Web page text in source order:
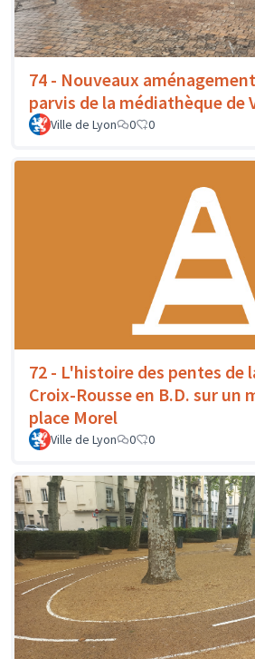
74 - Nouveaux
parvis de la médiathèque de
Ville de Lyon 0 0
72 - L'histoire des pentes de
Croix-Rousse en B.D. sur un
place Morel
Ville de Lyon 0 0